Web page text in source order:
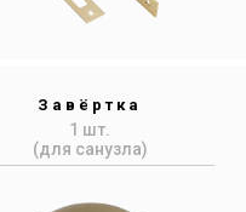
Завёртка
1 шт.
(для санузла)